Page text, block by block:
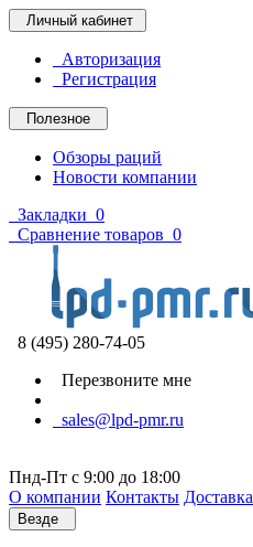
Личный кабинет
Авторизация
Регистрация
Полезное
Обзоры раций
Новости компании
Закладки 0
Сравнение товаров 0
8 (495) 280-74-05
Перезвоните мне
sales@lpd-pmr.ru
Пнд-Пт с 9:00 до 18:00
О компании Контакты Доставка
Везде